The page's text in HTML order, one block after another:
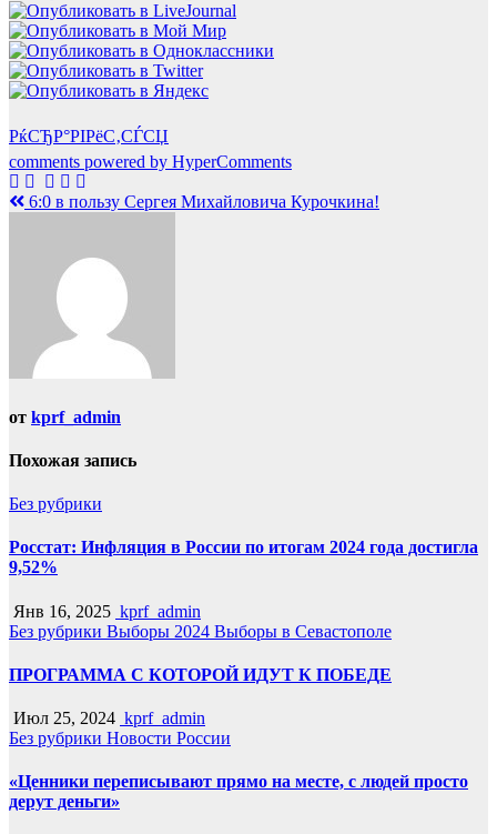
РќСЂР°РІРёС‚СЃСЏ
comments powered by HyperComments
Навигация
записям
6:0 в пользу Сергея Михайловича Курочкина!
от kprf_admin
Похожая запись
Без рубрики
Росстат: Инфляция в России по итогам 2024 года достигла
9,52%
Янв 16, 2025 kprf_admin
Без рубрики Выборы 2024 Выборы в Севастополе
ПРОГРАММА С КОТОРОЙ ИДУТ К ПОБЕДЕ
Июл 25, 2024 kprf_admin
Без рубрики Новости России
«Ценники переписывают прямо на месте, с людей просто
дерут деньги»